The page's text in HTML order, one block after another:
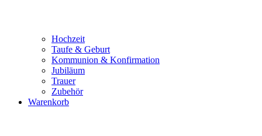
Hochzeit
Taufe & Geburt
Kommunion & Konfirmation
Jubiläum
Trauer
Zubehör
Warenkorb